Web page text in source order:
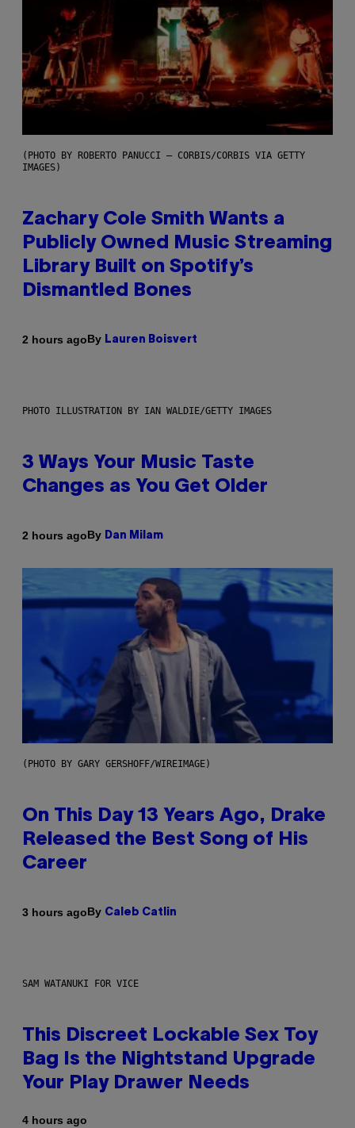
(PHOTO BY ROBERTO PANUCCI – CORBIS/CORBIS VIA GETTY
IMAGES)
Zachary Cole Smith Wants a
Publicly Owned Music Streaming
Library Built on Spotify’s
Dismantled Bones
2 hours agoBy Lauren Boisvert
PHOTO ILLUSTRATION BY IAN WALDIE/GETTY IMAGES
3 Ways Your Music Taste
Changes as You Get Older
2 hours agoBy Dan Milam
(PHOTO BY GARY GERSHOFF/WIREIMAGE)
On This Day 13 Years Ago, Drake
Released the Best Song of His
Career
3 hours agoBy Caleb Catlin
SAM WATANUKI FOR VICE
This Discreet Lockable Sex Toy
Bag Is the Nightstand Upgrade
Your Play Drawer Needs
4 hours ago